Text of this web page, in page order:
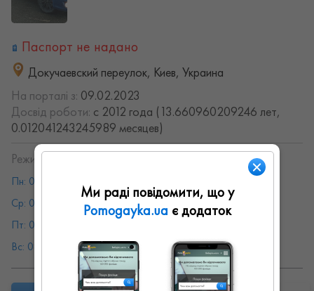
Паспорт не надано
Докучаевский переулок, Киев, Украина
На порталі з: 09.02.2023
Досвід роботи: с 2012 года (13.660960209246 лет,
0.012041243245989 месяцев)
Режим работы:
Пн: 08:00 - 19:00
Ср: 08:00 - 19:00
Чт: 08:00 - 19:00
Пт: 08:00 - 19:00
Вс: 08:00 - 19:00
Ми раді повідомити, що у
Pomogayka.ua є додаток